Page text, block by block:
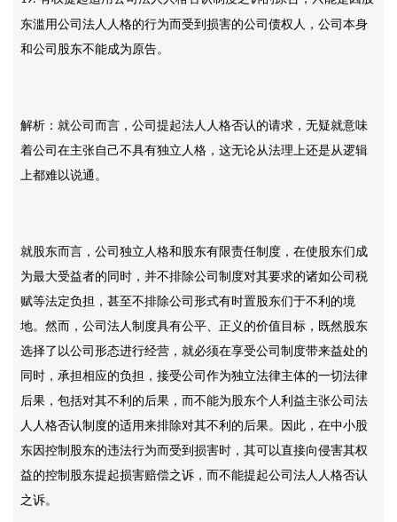
东滥用公司法人人格的行为而受到损害的公司债权人，公司本身
和公司股东不能成为原告。
解析：就公司而言，公司提起法人人格否认的请求，无疑就意味
着公司在主张自己不具有独立人格，这无论从法理上还是从逻辑
上都难以说通。
就股东而言，公司独立人格和股东有限责任制度，在使股东们成
为最大受益者的同时，并不排除公司制度对其要求的诸如公司税
赋等法定负担，甚至不排除公司形式有时置股东们于不利的境
地。然而，公司法人制度具有公平、正义的价值目标，既然股东
选择了以公司形态进行经营，就必须在享受公司制度带来益处的
同时，承担相应的负担，接受公司作为独立法律主体的一切法律
后果，包括对其不利的后果，而不能为股东个人利益主张公司法
人人格否认制度的适用来排除对其不利的后果。因此，在中小股
东因控制股东的违法行为而受到损害时，其可以直接向侵害其权
益的控制股东提起损害赔偿之诉，而不能提起公司法人人格否认
之诉。